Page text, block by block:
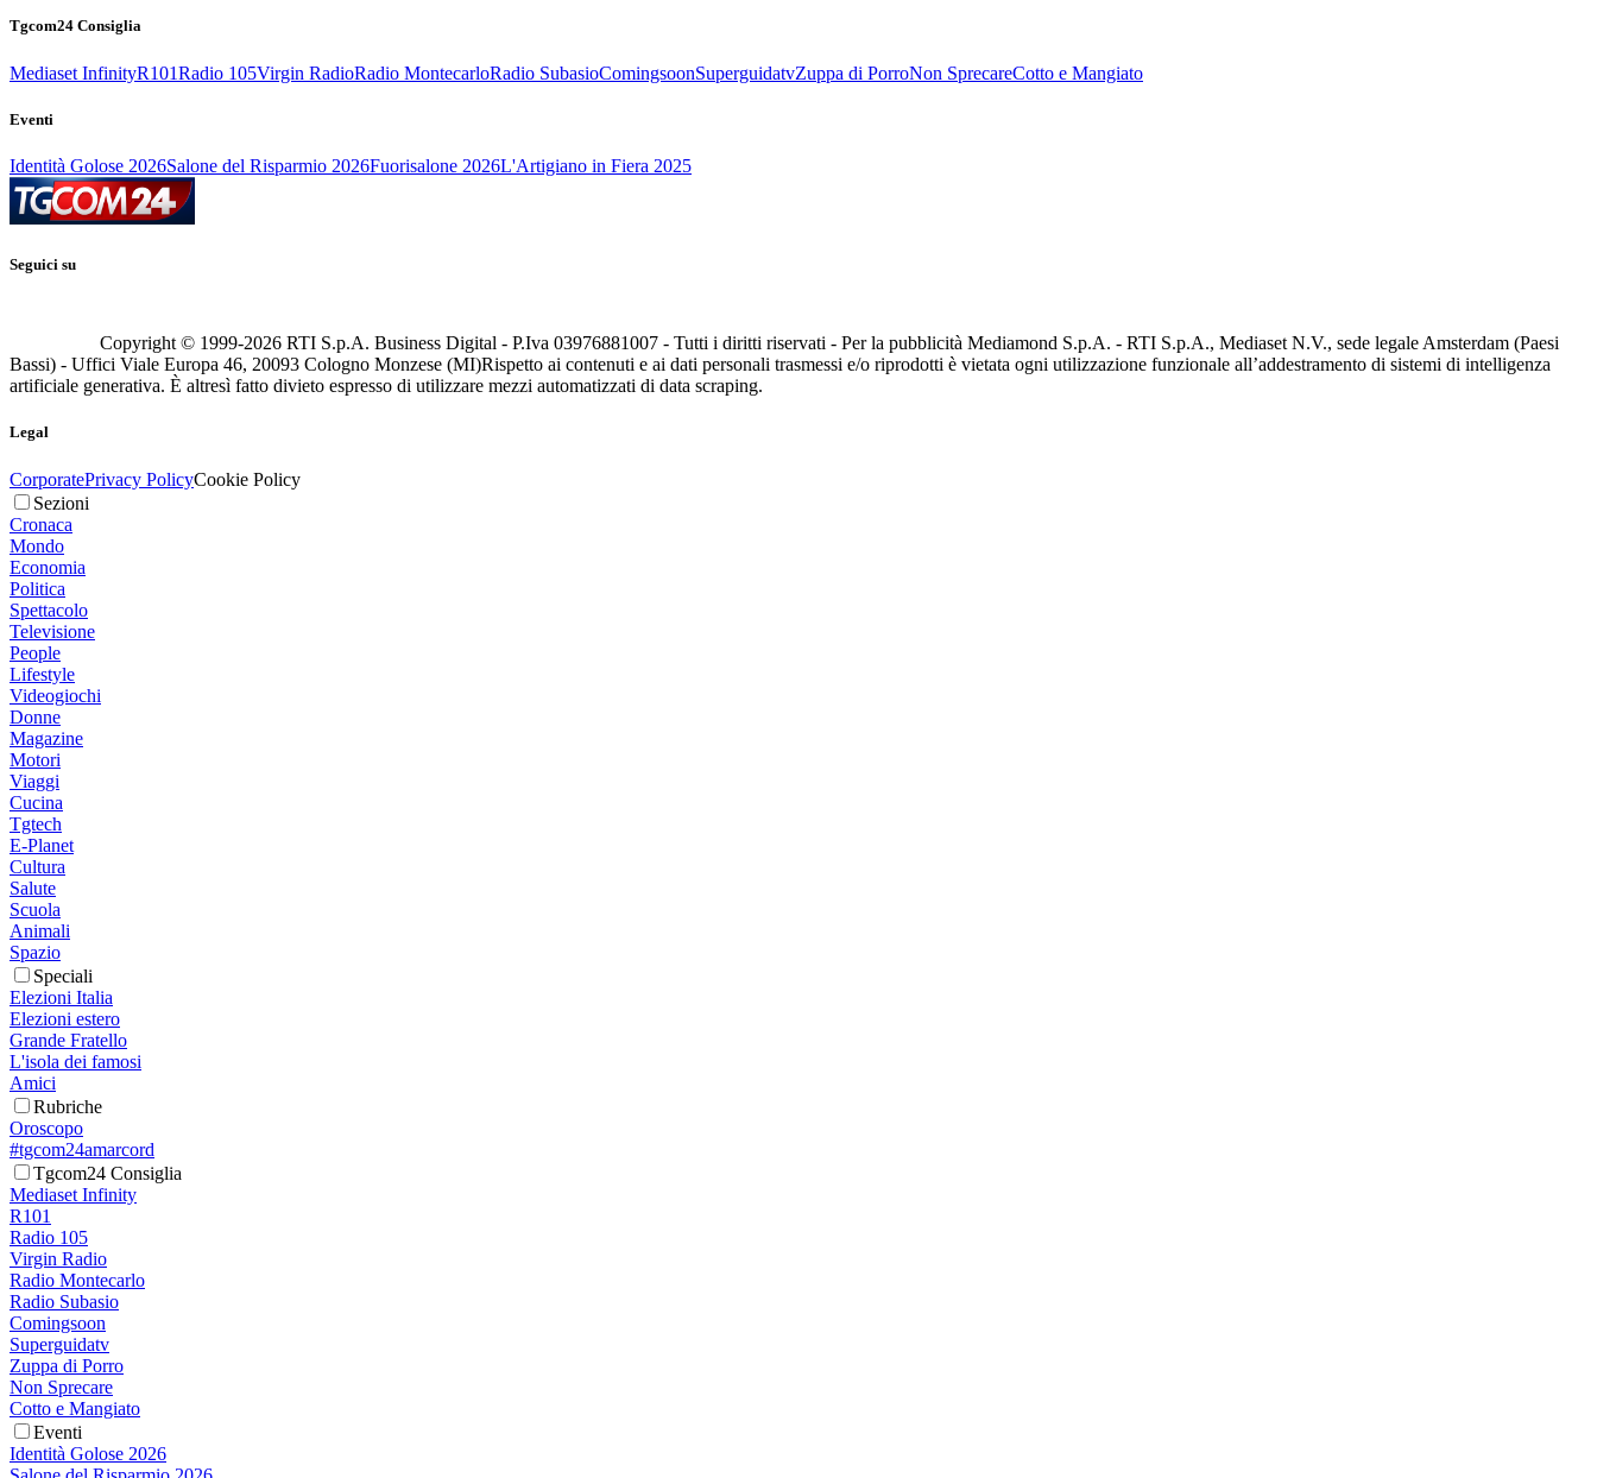
Tgcom24 Consiglia
Mediaset InfinityR101Radio 105Virgin RadioRadio MontecarloRadio SubasioComingsoonSuperguidatvZuppa di PorroNon SprecareCotto e Mangiato
Eventi
Identità Golose 2026Salone del Risparmio 2026Fuorisalone 2026L'Artigiano in Fiera 2025
Seguici su
Copyright © 1999-2026 RTI S.p.A. Business Digital - P.Iva 03976881007 - Tutti i diritti riservati - Per la pubblicità Mediamond S.p.A. - RTI S.p.A., Mediaset N.V., sede legale Amsterdam (Paesi
Bassi) - Uffici Viale Europa 46, 20093 Cologno Monzese (MI)Rispetto ai contenuti e ai dati personali trasmessi e/o riprodotti è vietata ogni utilizzazione funzionale all’addestramento di sistemi di intelligenza
artificiale generativa. È altresì fatto divieto espresso di utilizzare mezzi automatizzati di data scraping.
Legal
CorporatePrivacy PolicyCookie Policy
Sezioni
Cronaca
Mondo
Economia
Politica
Spettacolo
Televisione
People
Lifestyle
Videogiochi
Donne
Magazine
Motori
Viaggi
Cucina
Tgtech
E-Planet
Cultura
Salute
Scuola
Animali
Spazio
Speciali
Elezioni Italia
Elezioni estero
Grande Fratello
L'isola dei famosi
Amici
Rubriche
Oroscopo
#tgcom24amarcord
Tgcom24 Consiglia
Mediaset Infinity
R101
Radio 105
Virgin Radio
Radio Montecarlo
Radio Subasio
Comingsoon
Superguidatv
Zuppa di Porro
Non Sprecare
Cotto e Mangiato
Eventi
Identità Golose 2026